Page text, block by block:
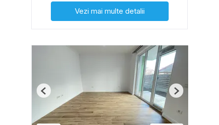
Vezi mai multe detalii
Previous Next